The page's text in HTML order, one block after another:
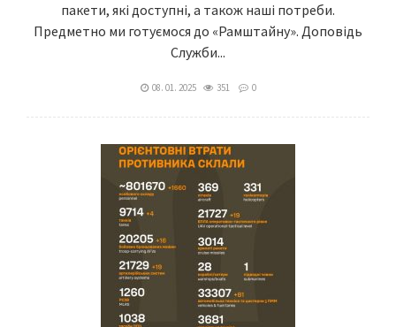
пакети, які доступні, а також наші потреби.
Предметно ми готуємося до «Рамштайну». Доповідь
Служби...
08. 01. 2025 351 0